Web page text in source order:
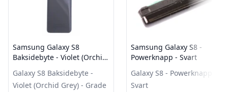
Samsung Galaxy S8
Baksidebyte - Violet (Orchid
Galaxy S8 Baksidebyte -
Violet (Orchid Grey) - Grade
Samsung Galaxy S8 -
Powerknapp - Svart
Galaxy S8 - Powerknapp -
Svart